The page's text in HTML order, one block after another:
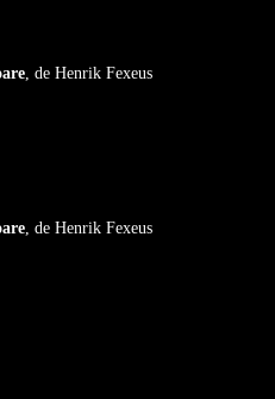
, de Henrik Fexeus
, de Henrik Fexeus